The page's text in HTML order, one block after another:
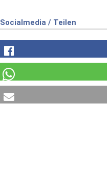
Socialmedia / Teilen